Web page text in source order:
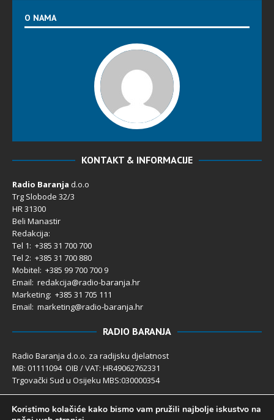
O NAMA
KONTAKT & INFORMACIJE
Radio Baranja d.o.o
Trg Slobode 32/3
HR 31300
Beli Manastir
Redakcija:
Tel 1: +385 31 700 700
Tel 2: +385 31 700 880
Mobitel: +385 99 700 700 9
Email: redakcija@radio-baranja.hr
Marketing: +385 31 705 111
Email: marketing@radio-baranja.hr
RADIO BARANJA
Radio Baranja d.o.o. za radijsku djelatnost
MB: 01111094 OIB / VAT: HR49062762331
Trgovački Sud u Osijeku MBS:030000354
Temeljni kapital 2.600,00 € uplaćen u cijelosti
Poslovni račun PBZ: 2340009-1100121402
Koristimo kolačiće kako bismo vam pružili najbolje iskustvo na